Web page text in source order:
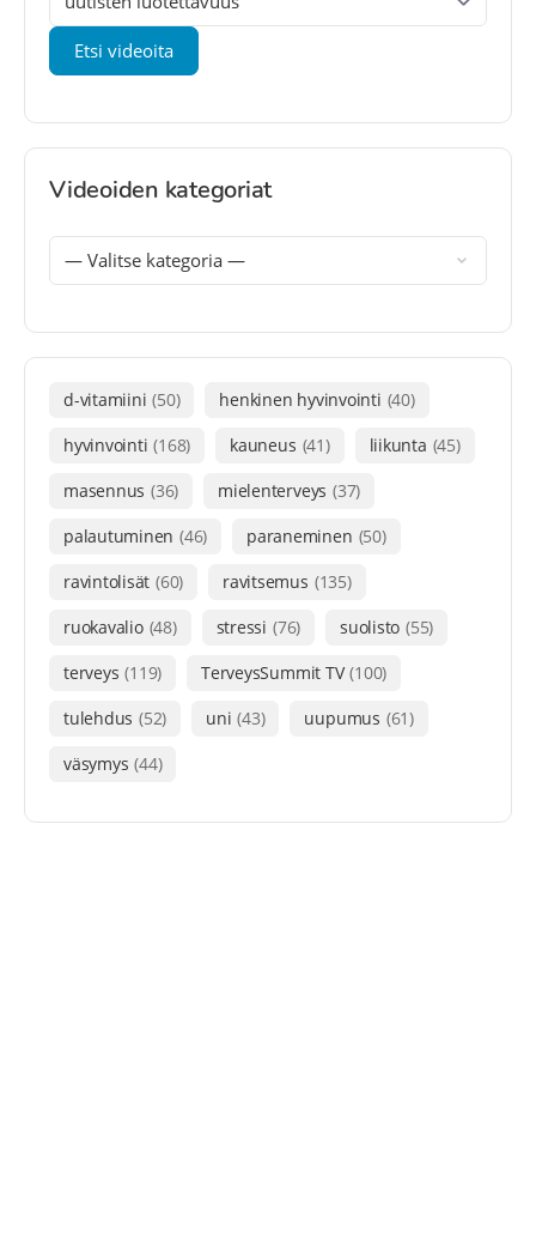
Videoiden kategoriat
d-vitamiini (50) henkinen hyvinvointi (40)
hyvinvointi (168) kauneus (41) liikunta (45)
masennus (36) mielenterveys (37)
palautuminen (46) paraneminen (50)
ravintolisät (60) ravitsemus (135)
ruokavalio (48) stressi (76) suolisto (55)
terveys (119) TerveysSummit TV (100)
tulehdus (52) uni (43) uupumus (61)
väsymys (44)